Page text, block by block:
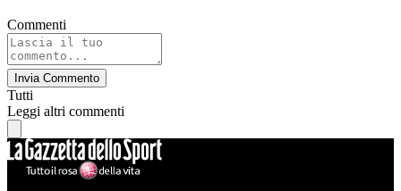
Commenti
Invia Commento
Tutti
Leggi altri commenti